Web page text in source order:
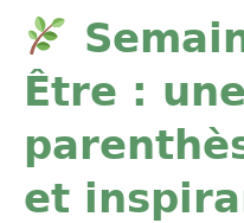
Être : une
et